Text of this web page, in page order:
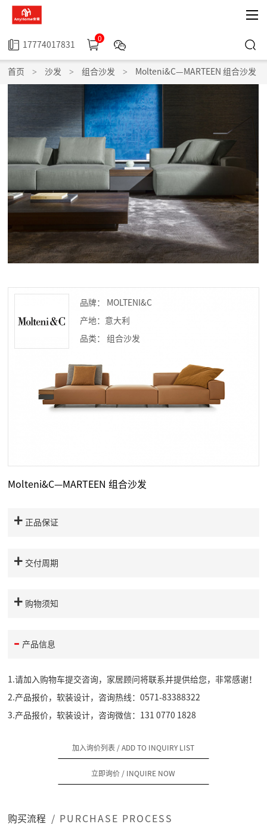
17774017831
0
首页 > 沙发 > 组合沙发 > Molteni&C—MARTEEN 组合沙发
品牌： MOLTENI&C
产地：意大利
品类： 组合沙发
Molteni&C—MARTEEN 组合沙发
正品保证
交付周期
购物须知
产品信息
1.请加入购物车提交咨询，家居顾问将联系并提供给您，非常感谢！
2.产品报价，软装设计，咨询热线：0571-83388322
3.产品报价，软装设计，咨询微信：131 0770 1828
加入询价列表 / ADD TO INQUIRY LIST
立即询价 / INQUIRE NOW
购买流程 / PURCHASE PROCESS